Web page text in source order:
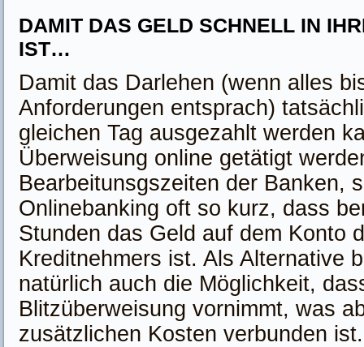
DAMIT DAS GELD SCHNELL IN
IST…
Damit das Darlehen (wenn alles
Anforderungen entsprach)
gleichen Tag ausgezahlt werden
Überweisung online getätigt
Bearbeitunsgszeiten der Banken,
Onlinebanking oft so kurz, dass
Stunden das Geld auf dem Konto
Kreditnehmers ist. Als Alternative
natürlich auch die Möglichkeit,
Blitzüberweisung vornimmt, was
zusätzlichen Kosten verbunden ist.